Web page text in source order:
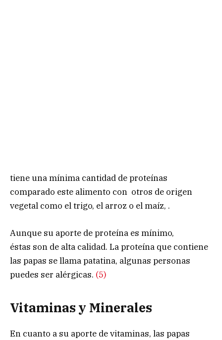
tiene una mínima cantidad de proteínas
comparado este alimento con otros de origen
vegetal como el trigo, el arroz o el maíz, .
Aunque su aporte de proteína es mínimo,
éstas son de alta calidad. La proteína que contiene
las papas se llama patatina, algunas personas
puedes ser alérgicas. (5)
Vitaminas y Minerales
En cuanto a su aporte de vitaminas, las papas